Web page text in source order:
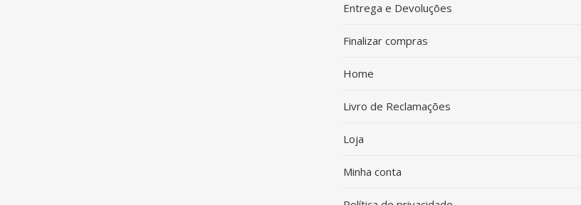
Entrega e Devoluções
Finalizar compras
Home
Livro de Reclamações
Loja
Minha conta